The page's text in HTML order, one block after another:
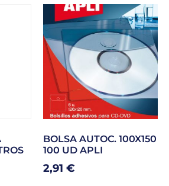
BOLSA AUTOC. 100X150
100 UD APLI
2,91 €